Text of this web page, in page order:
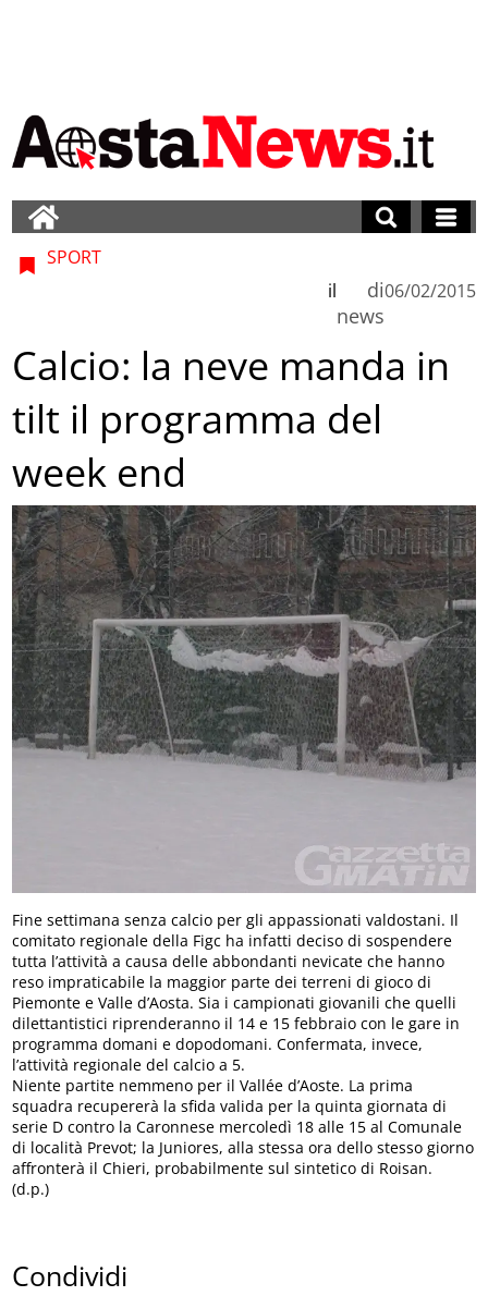
SPORT
di
news
il 06/02/2015
Calcio: la neve manda in
tilt il programma del
week end
Fine settimana senza calcio per gli appassionati valdostani. Il
comitato regionale della Figc ha infatti deciso di sospendere
tutta l’attività a causa delle abbondanti nevicate che hanno
reso impraticabile la maggior parte dei terreni di gioco di
Piemonte e Valle d’Aosta. Sia i campionati giovanili che quelli
dilettantistici riprenderanno il 14 e 15 febbraio con le gare in
programma domani e dopodomani. Confermata, invece,
l’attività regionale del calcio a 5.
Niente partite nemmeno per il Vallée d’Aoste. La prima
squadra recupererà la sfida valida per la quinta giornata di
serie D contro la Caronnese mercoledì 18 alle 15 al Comunale
di località Prevot; la Juniores, alla stessa ora dello stesso giorno
affronterà il Chieri, probabilmente sul sintetico di Roisan.
(d.p.)
Condividi